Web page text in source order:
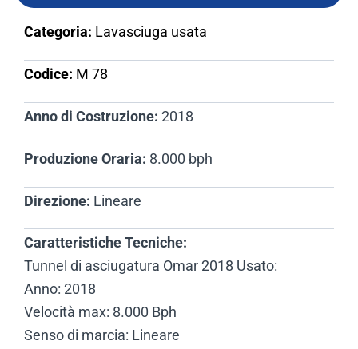
Categoria: Lavasciuga usata
Codice: M 78​
Anno di Costruzione: 2018
Produzione Oraria: 8.000 bph
Direzione: Lineare
Caratteristiche Tecniche:
Tunnel di asciugatura Omar 2018 Usato:
Anno: 2018
Velocità max: 8.000 Bph
Senso di marcia: Lineare